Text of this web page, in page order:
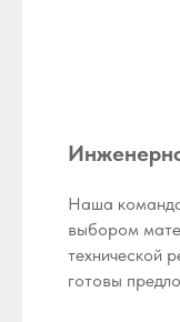
Наша
выбором
технической
готовы